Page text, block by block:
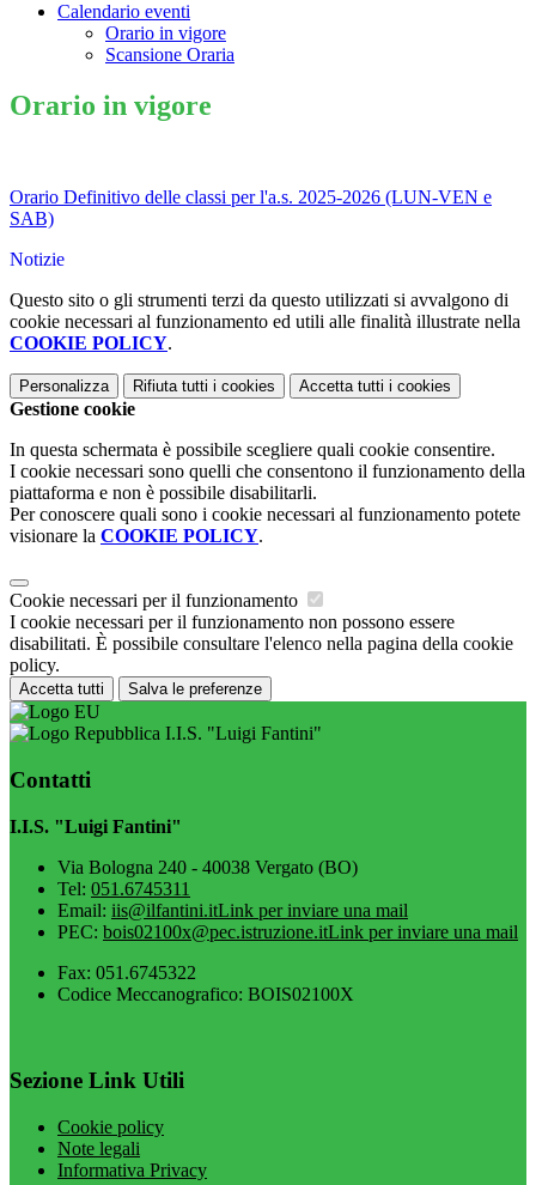
Calendario eventi
Orario in vigore
Scansione Oraria
Orario in vigore
Orario Definitivo delle classi per l'a.s. 2025-2026 (LUN-VEN e
SAB)
Notizie
Questo sito o gli strumenti terzi da questo utilizzati si avvalgono di
cookie necessari al funzionamento ed utili alle finalità illustrate nella
COOKIE POLICY.
Personalizza Rifiuta tutti i cookies Accetta tutti i cookies
Gestione cookie
In questa schermata è possibile scegliere quali cookie consentire.
I cookie necessari sono quelli che consentono il funzionamento della
piattaforma e non è possibile disabilitarli.
Per conoscere quali sono i cookie necessari al funzionamento potete
visionare la COOKIE POLICY.
Cookie necessari per il funzionamento
I cookie necessari per il funzionamento non possono essere
disabilitati. È possibile consultare l'elenco nella pagina della cookie
policy.
Accetta tutti Salva le preferenze
I.I.S. "Luigi Fantini"
Contatti
I.I.S. "Luigi Fantini"
Via Bologna 240 - 40038 Vergato (BO)
Tel: 051.6745311
Email: iis@ilfantini.itLink per inviare una mail
PEC: bois02100x@pec.istruzione.itLink per inviare una mail
Fax: 051.6745322
Codice Meccanografico: BOIS02100X
Sezione Link Utili
Cookie policy
Note legali
Informativa Privacy